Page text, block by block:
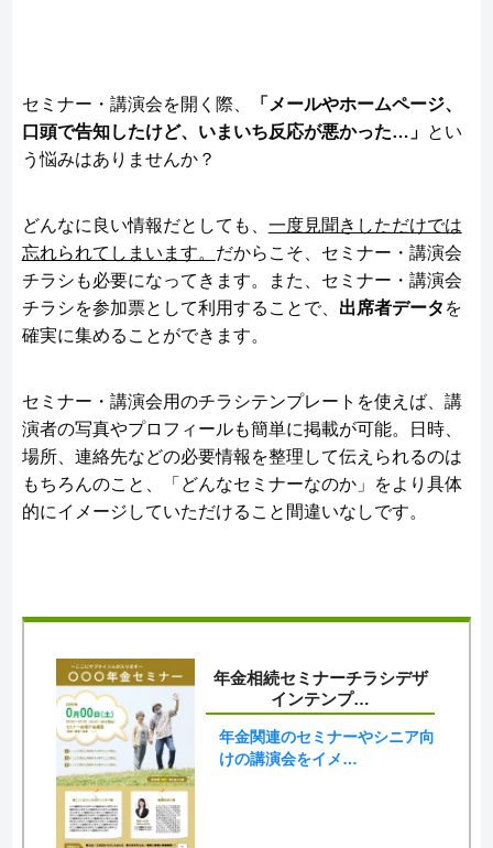
セミナー・講演会を開く際、
「メールやホームページ、
口頭で告知したけど、いまいち反応が悪かった…」 とい
う悩みはありませんか？
どんなに良い情報だとしても、 一度見聞きしただけでは
忘れられてしまいます。 だからこそ、セミナー・講演会
チラシも必要になってきます。また、セミナー・講演会
チラシを参加票として利用することで、 出席者データ を
確実に集めることができます。
セミナー・講演会用のチラシテンプレートを使えば、講
演者の写真やプロフィールも簡単に掲載が可能。日時、
場所、連絡先などの必要情報を整理して伝えられるのは
もちろんのこと、「どんなセミナーなのか」をより具体
的にイメージしていただけること間違いなしです。
年金相続セミナーチラシデザ
インテンプ…
年金関連のセミナーやシニア向
けの講演会をイメ…